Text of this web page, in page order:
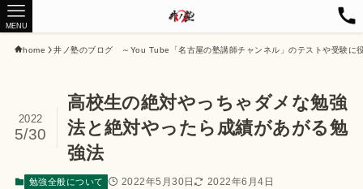
MENU
home 井ノ塾のブログ ～You Tube「名古屋の塾講師チャンネル」のテストや受験に
高校生の絶対やっちゃダメな勉強
法と絶対やったら成績があがる勉
強法
2022
5/30
勉強全般について 2022年5月30日 2022年6月4日